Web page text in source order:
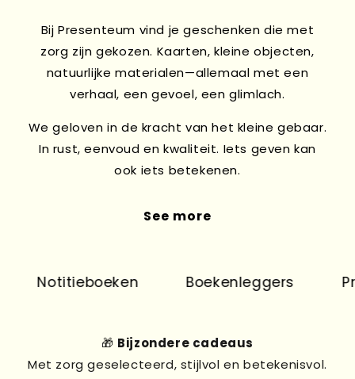
Bij Presenteum vind je geschenken die met
zorg zijn gekozen. Kaarten, kleine objecten,
natuurlijke materialen—allemaal met een
verhaal, een gevoel, een glimlach.
We geloven in de kracht van het kleine gebaar.
In rust, eenvoud en kwaliteit. Iets geven kan
ook iets betekenen.
See more
Notitieboeken Boekenleggers
🎁 Bijzondere cadeaus
Met zorg geselecteerd, stijlvol en betekenisvol.